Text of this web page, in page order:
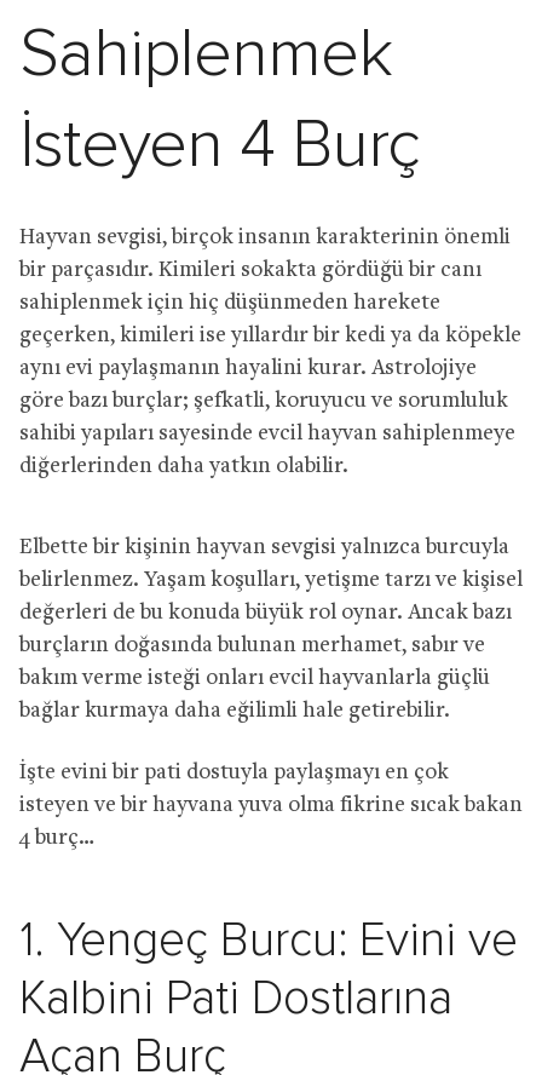
Sahiplenmek
İsteyen 4 Burç
Hayvan sevgisi, birçok insanın karakterinin önemli
bir parçasıdır. Kimileri sokakta gördüğü bir canı
sahiplenmek için hiç düşünmeden harekete
geçerken, kimileri ise yıllardır bir kedi ya da köpekle
aynı evi paylaşmanın hayalini kurar. Astrolojiye
göre bazı burçlar; şefkatli, koruyucu ve sorumluluk
sahibi yapıları sayesinde evcil hayvan sahiplenmeye
diğerlerinden daha yatkın olabilir.
Elbette bir kişinin hayvan sevgisi yalnızca burcuyla
belirlenmez. Yaşam koşulları, yetişme tarzı ve kişisel
değerleri de bu konuda büyük rol oynar. Ancak bazı
burçların doğasında bulunan merhamet, sabır ve
bakım verme isteği onları evcil hayvanlarla güçlü
bağlar kurmaya daha eğilimli hale getirebilir.
İşte evini bir pati dostuyla paylaşmayı en çok
isteyen ve bir hayvana yuva olma fikrine sıcak bakan
4 burç…
1. Yengeç Burcu: Evini ve
Kalbini Pati Dostlarına
Açan Burç